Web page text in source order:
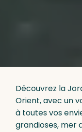
Découvrez la
Orient, avec un
à toutes vos
grandioses, mer